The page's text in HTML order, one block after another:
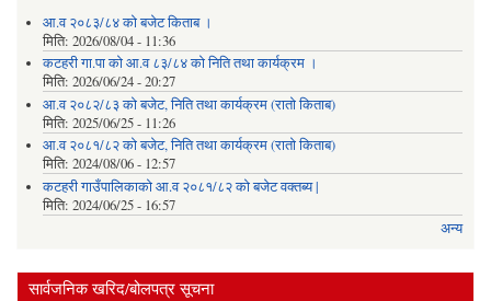
आ.व २०८३/८४ को बजेट किताब ।
मिति: 2026/08/04 - 11:36
कटहरी गा.पा को आ.व ८३/८४ को निति तथा कार्यक्रम ।
मिति: 2026/06/24 - 20:27
आ.व २०८२/८३ को बजेट, निति तथा कार्यक्रम (रातो किताब)
मिति: 2025/06/25 - 11:26
आ.व २०८१/८२ को बजेट, निति तथा कार्यक्रम (रातो किताब)
मिति: 2024/08/06 - 12:57
कटहरी गाउँपालिकाको आ.व २०८१/८२ को बजेट वक्तब्य |
मिति: 2024/06/25 - 16:57
अन्य
सार्वजनिक खरिद/बोलपत्र सूचना